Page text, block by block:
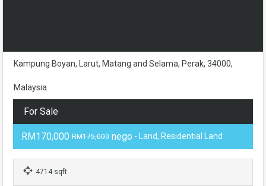
Kampung Boyan, Larut, Matang and Selama, Perak, 34000,
Malaysia
For Sale
RM170,000 RM175,000 nego - Land, Residential Land
4714 sqft